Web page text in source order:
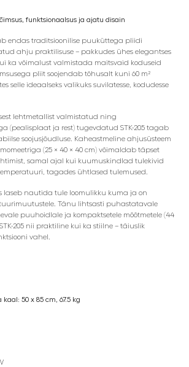
funktsionaalsus ja ajatu disain
endas traditsioonilise puuküttega pliidi
ahju praktilisuse – pakkudes ühes elegantses
ka võimalust valmistada maitsvaid koduseid
pliit soojendab tõhusalt kuni 60 m²
selle ideaalseks valikuks suvilatesse, kodudesse
lehtmetallist valmistatud ning
(pealisplaat ja rest) tugevdatud STK-205 tagab
soojusjõudluse. Kaheastmeline ahjusüsteem
(25 × 40 × 40 cm) võimaldab täpset
samal ajal kui kuumuskindlad tulekivid
tagades ühtlased tulemused.
laseb nautida tule loomulikku kuma ja on
Tänu lihtsasti puhastatavale
puuhoidlale ja kompaktsetele mõõtmetele (44
STK-205 nii praktiline kui ka stiilne – täiuslik
vahel.
kaal: 50 x 85 cm, 67.5 kg